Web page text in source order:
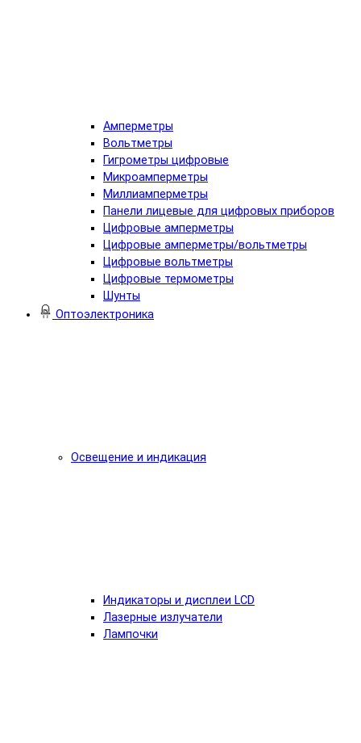
Амперметры
Вольтметры
Гигрометры цифровые
Микроамперметры
Миллиамперметры
Панели лицевые для цифровых приборов
Цифровые амперметры
Цифровые амперметры/вольтметры
Цифровые вольтметры
Цифровые термометры
Шунты
Оптоэлектроника
Освещение и индикация
Индикаторы и дисплеи LCD
Лазерные излучатели
Лампочки